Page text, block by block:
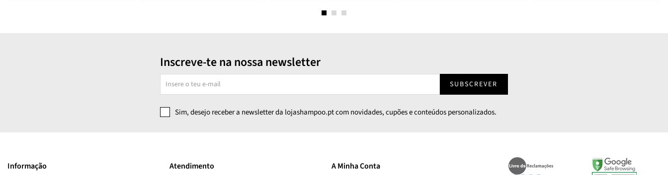
Inscreve-te na nossa newsletter
SUBSCREVER
Sim, desejo receber a newsletter da lojashampoo.pt com novidades, cupões e conteúdos personalizados.
Informação Atendimento A Minha Conta